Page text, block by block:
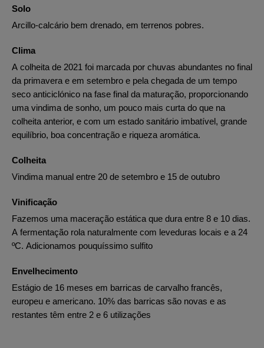
Solo
Arcillo-calcário bem drenado, em terrenos pobres.
Clima
A colheita de 2021 foi marcada por chuvas abundantes no final
da primavera e em setembro e pela chegada de um tempo
seco anticiclónico na fase final da maturação, proporcionando
uma vindima de sonho, um pouco mais curta do que na
colheita anterior, e com um estado sanitário imbatível, grande
equilíbrio, boa concentração e riqueza aromática.
Colheita
Vindima manual entre 20 de setembro e 15 de outubro
Vinificação
Fazemos uma maceração estática que dura entre 8 e 10 dias.
A fermentação rola naturalmente com leveduras locais e a 24
ºC. Adicionamos pouquíssimo sulfito
Envelhecimento
Estágio de 16 meses em barricas de carvalho francês,
europeu e americano. 10% das barricas são novas e as
restantes têm entre 2 e 6 utilizações